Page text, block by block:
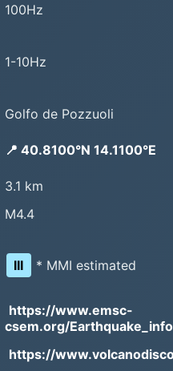
100Hz
1-10Hz
Golfo de Pozzuoli
📍 40.8100°N 14.1100°E
3.1 km
M4.4
III * MMI estimated
https://www.emsc-
csem.org/
https://